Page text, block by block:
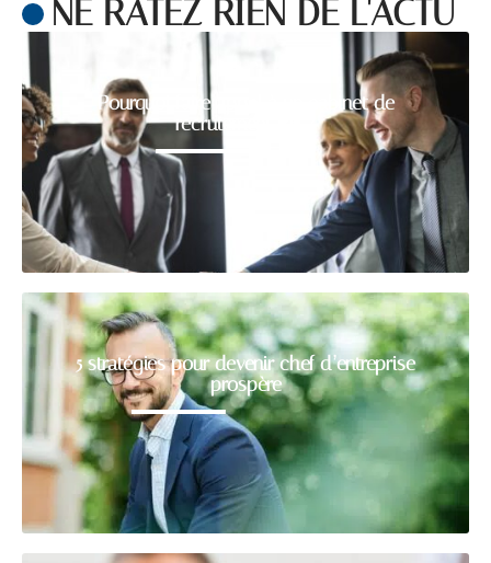
NE RATEZ RIEN DE L'ACTU
Pourquoi faire appel à un cabinet de
recrutement RH ?
5 stratégies pour devenir chef d’entreprise
prospère